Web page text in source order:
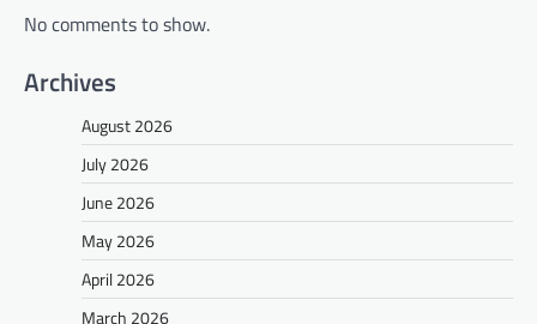
No comments to show.
Archives
August 2026
July 2026
June 2026
May 2026
April 2026
March 2026